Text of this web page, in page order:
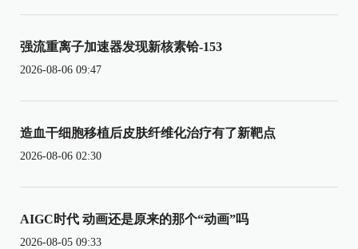
强流重离子加速器发现新核素铪-153
2026-08-06 09:47
造血干细胞移植后皮肤纤维化治疗有了新靶点
2026-08-06 02:30
AIGC时代 动画还是原来的那个“动画”吗
2026-08-05 09:33